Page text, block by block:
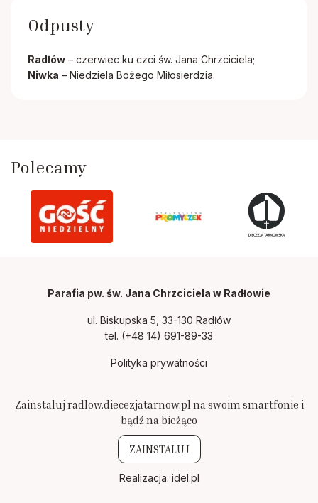
Odpusty
Radłów – czerwiec ku czci św. Jana Chrzciciela;
Niwka – Niedziela Bożego Miłosierdzia.
Polecamy
Parafia pw. św. Jana Chrzciciela w Radłowie
ul. Biskupska 5, 33-130 Radłów
tel. (+48 14) 691-89-33
Polityka prywatności
Zainstaluj radlow.diecezjatarnow.pl na swoim smartfonie i
bądź na bieżąco
ZAINSTALUJ
Realizacja: idel.pl